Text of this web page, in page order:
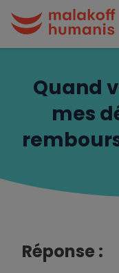
Quand
mes
Réponse :